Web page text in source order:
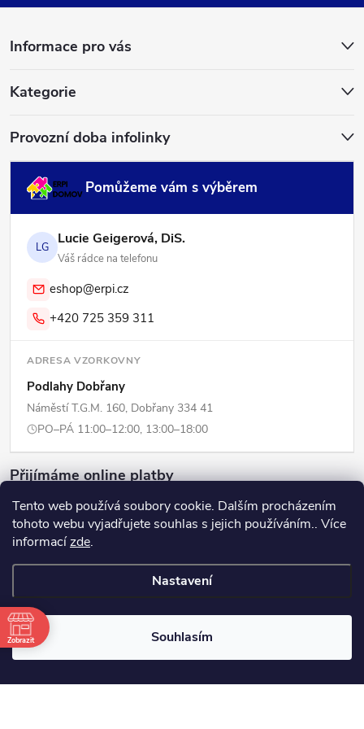
Tento web používá soubory cookie. Dalším procházením
tohoto webu vyjadřujete souhlas s jejich používáním.. Více
informacízde.
Nastavení
Souhlasím
a
Informace pro vás
Kategorie
Provozní doba infolinky
Pomůžeme vám s výběrem
LG Lucie Geigerová, DiS.
Váš rádce na telefonu
eshop@erpi.cz
+420 725 359 311
ADRESA VZORKOVNY
Podlahy Dobřany
Náměstí T.G.M. 160, Dobřany 334 41
PO–PÁ 11:00–12:00, 13:00–18:00
Přijímáme online platby
Vytvořil Shoptet
ERPI - Domov. Všechna práva vyhrazena.
Odstoupit od smlouvy
Zobrazit